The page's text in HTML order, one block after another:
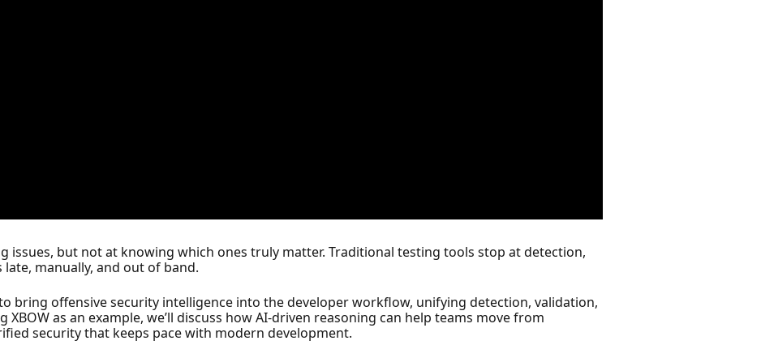
issues, but not at knowing which ones truly matter. Traditional testing tools stop at detection,
manually, and out of band.
bring offensive security intelligence into the developer workflow, unifying detection, validation,
as an example, we’ll discuss how AI-driven reasoning can help teams move from
security that keeps pace with modern development.